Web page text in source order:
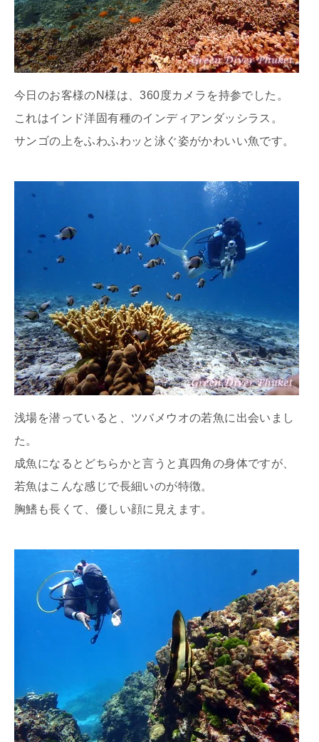
今日のお客様のN様は、360度カメラを持参でした。
これはインド洋固有種のインディアンダッシラス。
サンゴの上をふわふわッと泳ぐ姿がかわいい魚です。
浅場を潜っていると、ツバメウオの若魚に出会いまし
た。
成魚になるとどちらかと言うと真四角の身体ですが、
若魚はこんな感じで長細いのが特徴。
胸鰭も長くて、優しい顔に見えます。